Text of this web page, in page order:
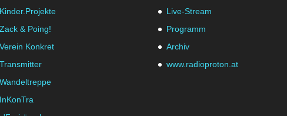
Kinder.Projekte
Zack & Poing!
Verein Konkret
Transmitter
Wandeltreppe
InKonTra
Live-Stream
Programm
Archiv
www.radioproton.at